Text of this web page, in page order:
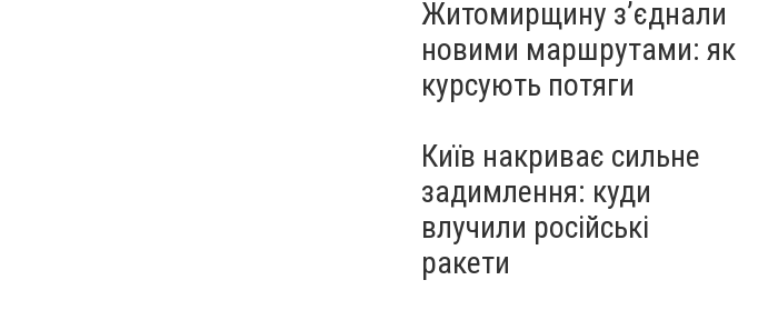
Житомирщину з’єднали
новими маршрутами: як
курсують потяги
Київ накриває сильне
задимлення: куди
влучили російські
ракети